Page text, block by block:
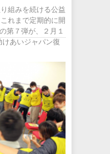
組みを続ける公益
れまで定期的に開
第７弾が、２月１
あいジャパン復